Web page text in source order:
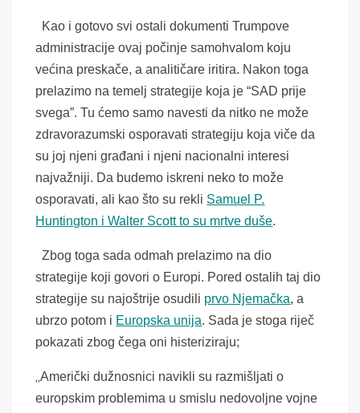
Kao i gotovo svi ostali dokumenti Trumpove
administracije ovaj počinje samohvalom koju
većina preskače, a analitičare iritira. Nakon toga
prelazimo na temelj strategije koja je “SAD prije
svega”. Tu ćemo samo navesti da nitko ne može
zdravorazumski osporavati strategiju koja viče da
su joj njeni građani i njeni nacionalni interesi
najvažniji. Da budemo iskreni neko to može
osporavati, ali kao što su rekli Samuel P.
Huntington i Walter Scott to su mrtve duše.
Zbog toga sada odmah prelazimo na dio
strategije koji govori o Europi. Pored ostalih taj dio
strategije su najoštrije osudili prvo Njemačka, a
ubrzo potom i Europska unija. Sada je stoga riječ
pokazati zbog čega oni histeriziraju;
„Američki dužnosnici navikli su razmišljati o
europskim problemima u smislu nedovoljne vojne